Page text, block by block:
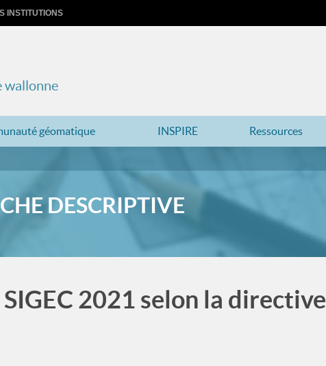
INSTITUTIONS
wallonne
géomatique INSPIRE Ressources
DESCRIPTIVE
2021 selon la directive